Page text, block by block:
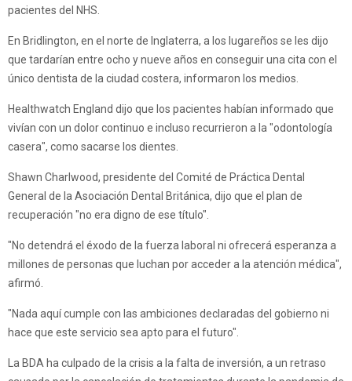
pacientes del NHS.
En Bridlington, en el norte de Inglaterra, a los lugareños se les dijo
que tardarían entre ocho y nueve años en conseguir una cita con el
único dentista de la ciudad costera, informaron los medios.
Healthwatch England dijo que los pacientes habían informado que
vivían con un dolor continuo e incluso recurrieron a la "odontología
casera", como sacarse los dientes.
Shawn Charlwood, presidente del Comité de Práctica Dental
General de la Asociación Dental Británica, dijo que el plan de
recuperación "no era digno de ese título".
"No detendrá el éxodo de la fuerza laboral ni ofrecerá esperanza a
millones de personas que luchan por acceder a la atención médica",
afirmó.
"Nada aquí cumple con las ambiciones declaradas del gobierno ni
hace que este servicio sea apto para el futuro".
La BDA ha culpado de la crisis a la falta de inversión, a un retraso